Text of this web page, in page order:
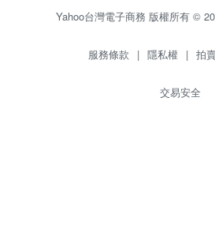
Yahoo台灣電子商務 版權所有 ©
服務條款 | 隱私權 | 拍
交易安全